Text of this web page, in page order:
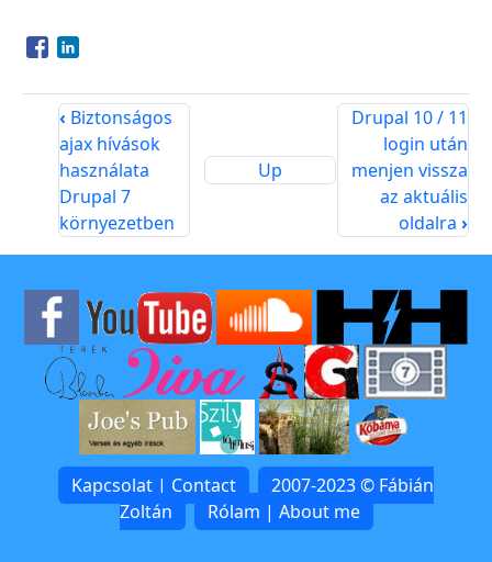
Opens in a new window
Opens in a new window
‹ Biztonságos
ajax hívások
használata
Drupal 7
környezetben
Up
Drupal 10 / 11
login után
menjen vissza
az aktuális
oldalra›
Kapcsolat | Contact
2007-2023 © Fábián
Zoltán
Rólam | About me